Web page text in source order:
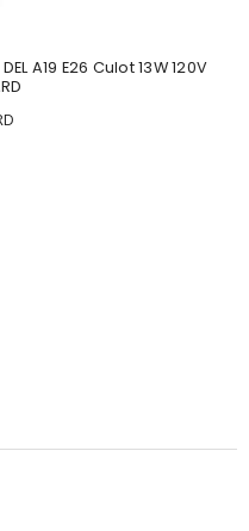
A19 E26 Culot 13W 120V